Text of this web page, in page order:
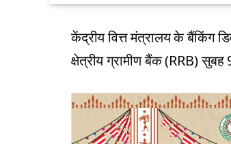
केंद्रीय वित्त मंत्रालय के बैंकिंग
क्षेत्रीय ग्रामीण बैंक (RRB)